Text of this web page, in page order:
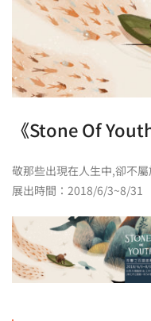
《Stone Of
敬那些出現在人生中,卻不
展出時間：2018/6/3~8/31